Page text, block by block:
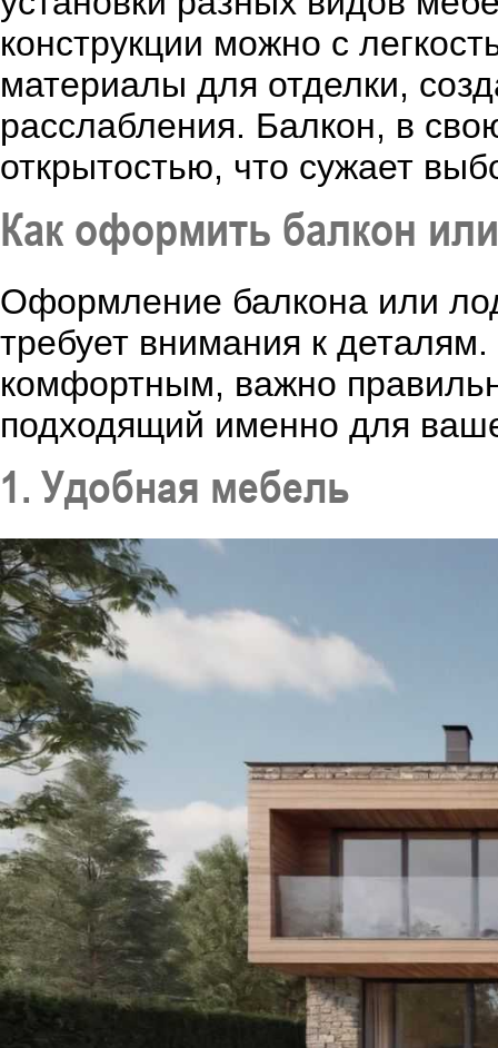
конструкции можно с
материалы для отделки,
расслабления. Балкон, в
открытостью, что сужает
Как оформить балкон
Оформление балкона или
требует внимания к
комфортным, важно
подходящий именно для
1. Удобная мебель